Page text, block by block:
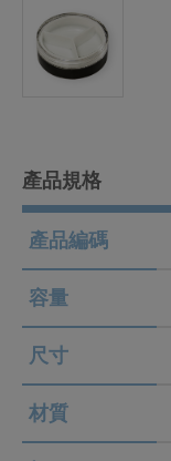
產品規格
產品編碼
容量
尺寸
材質